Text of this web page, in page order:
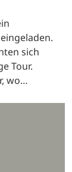
sich
Tour.
wo…